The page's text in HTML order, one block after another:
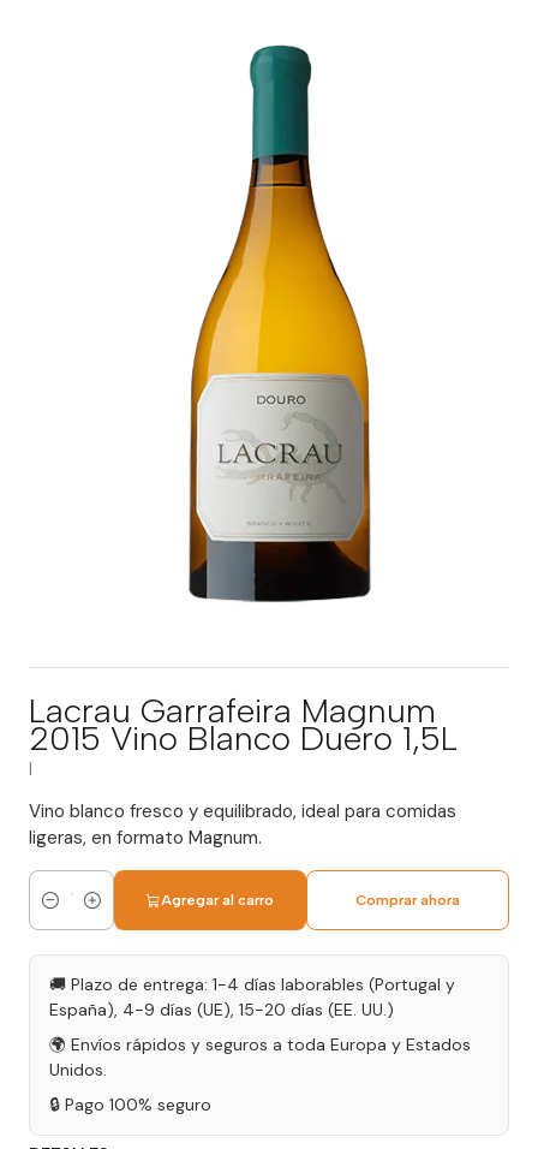
Lacrau Garrafeira Magnum
2015 Vino Blanco Duero 1,5L
Vino blanco fresco y equilibrado, ideal para comidas
ligeras, en formato Magnum.
Cantidad
Agregar al carro Comprar ahora
🚚 Plazo de entrega: 1-4 días laborables (Portugal y
España), 4-9 días (UE), 15-20 días (EE. UU.)
🌍 Envíos rápidos y seguros a toda Europa y Estados
Unidos.
🔒 Pago 100% seguro